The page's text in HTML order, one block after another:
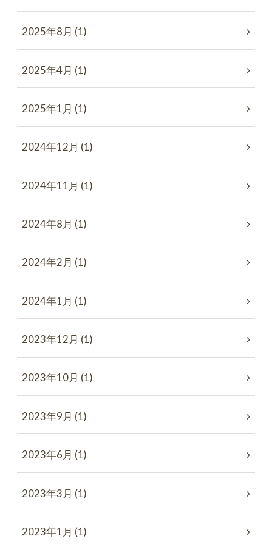
2025年8月 (1)
2025年4月 (1)
2025年1月 (1)
2024年12月 (1)
2024年11月 (1)
2024年8月 (1)
2024年2月 (1)
2024年1月 (1)
2023年12月 (1)
2023年10月 (1)
2023年9月 (1)
2023年6月 (1)
2023年3月 (1)
2023年1月 (1)